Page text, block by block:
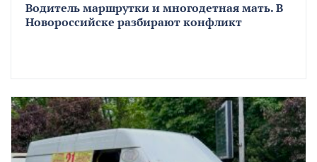
Водитель маршрутки и многодетная мать. В
Новороссийске разбирают конфликт